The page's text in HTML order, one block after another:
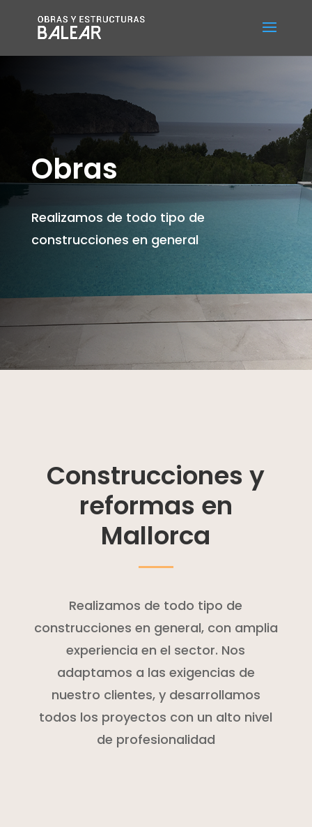
Obras
Realizamos de todo tipo de
construcciones en general
Construcciones y
reformas en
Mallorca
Realizamos de todo tipo de
construcciones en general, con amplia
experiencia en el sector. Nos
adaptamos a las exigencias de
nuestro clientes, y desarrollamos
todos los proyectos con un alto nivel
de profesionalidad